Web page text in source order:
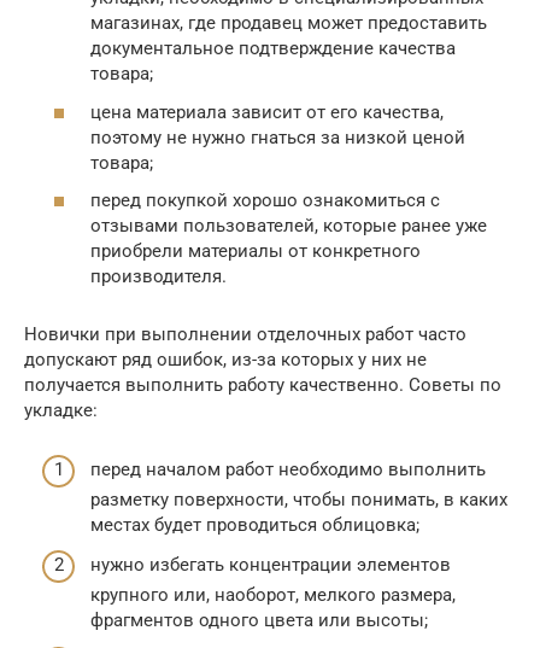
магазинах, где продавец может предоставить
документальное подтверждение качества
товара;
цена материала зависит от его качества,
поэтому не нужно гнаться за низкой ценой
товара;
перед покупкой хорошо ознакомиться с
отзывами пользователей, которые ранее уже
приобрели материалы от конкретного
производителя.
Новички при выполнении отделочных работ часто
допускают ряд ошибок, из-за которых у них не
получается выполнить работу качественно. Советы по
укладке:
перед началом работ необходимо выполнить
разметку поверхности, чтобы понимать, в каких
местах будет проводиться облицовка;
нужно избегать концентрации элементов
крупного или, наоборот, мелкого размера,
фрагментов одного цвета или высоты;